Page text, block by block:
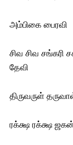
அம்பிகை பைரவி
சிவ சிவ சங்கரி
தேவி
திருவருள்
ரக்க்ஷ ரக்க்ஷ